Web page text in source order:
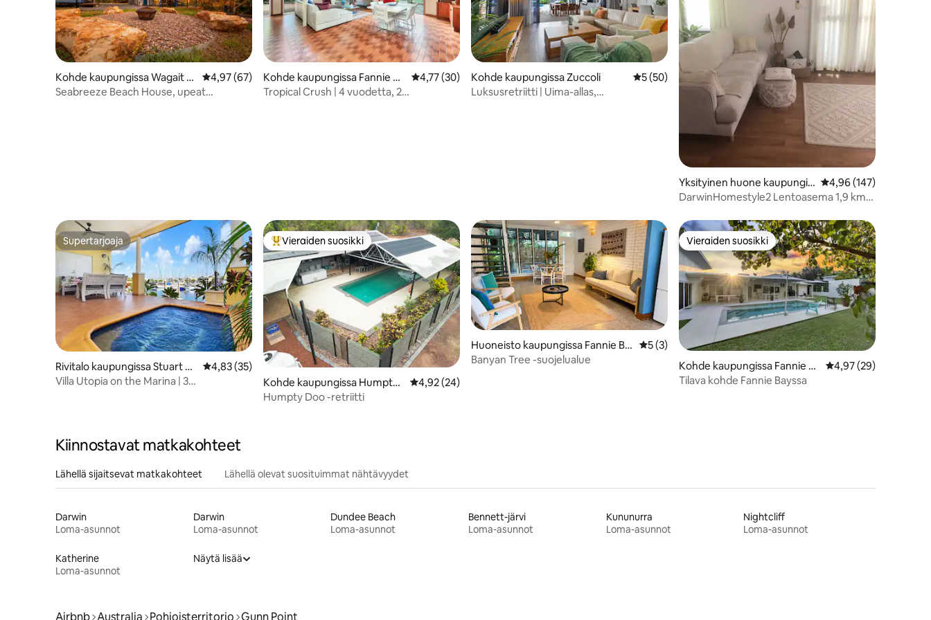
Kohde kaupungissa Wagait B
each
Keskimääräinen arvio 4,97/5, 67 arvostelua
4,97 (67)
Seabreeze Beach House, upeat
Kohde kaupungissa Fannie Ba
y
Keskimääräinen arvio 4,77/5, 30 arvostelua
4,77 (30)
Tropical Crush | 4 vuodetta, 2
Kohde kaupungissa Zuccoli Keskimääräinen arvio 5/5, 50 arvostelua
5 (50)
Luksusretriitti | Uima-allas,
Yksityinen huone kaupungis
sa Anula
Keskimääräinen arvio
4,96 (147)
DarwinHomestyle2 Lentoasema 1,9 km
Supertarjoaja
Supertarjoaja
Rivitalo kaupungissa Stuart Pa
rk
Keskimääräinen arvio 4,83/5, 35 arvostelua
4,83 (35)
Villa Utopia on the Marina | 3
Vieraiden suosikkien parhaimmistoa
Vieraiden suosikki
Kohde kaupungissa Humpty
Doo
Keskimääräinen arvio 4,92/5, 24 arvostelua
4,92 (24)
Humpty Doo -retriitti
Huoneisto kaupungissa Fannie Ba
y
Keskimääräinen arvio 5/5, 3 arvostelua
5 (3)
Banyan Tree -suojelualue
Vieraiden suosikki
Vieraiden suosikki
Kohde kaupungissa Fannie Ba
y
Keskimääräinen
4,97 (29)
Tilava kohde Fannie Bayssa
Kiinnostavat matkakohteet
Lähellä sijaitsevat matkakohteet Lähellä olevat suosituimmat nähtävyydet
Darwin
Loma-asunnot
Darwin
Loma-asunnot
Dundee Beach
Loma-asunnot
Bennett-järvi
Loma-asunnot
Kununurra
Loma-asunnot
Nightcliff
Loma-asunnot
Katherine
Loma-asunnot
Näytä lisää
Airbnb Australia Pohjoisterritorio Gunn Point